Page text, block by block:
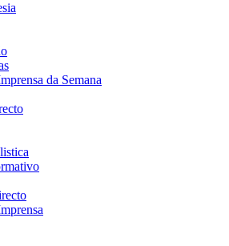
da Semana